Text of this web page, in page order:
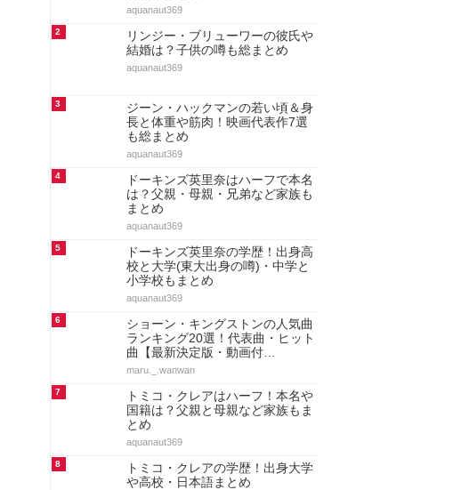
aquanaut369
2
リンジー・ブリューワーの彼氏や
結婚は？子供の噂も総まとめ
aquanaut369
3
ジーン・ハックマンの若い頃＆身
長と体重や筋肉！映画代表作7選
も総まとめ
aquanaut369
4
ドーキンズ英里奈はハーフで本名
は？父親・母親・兄弟など家族も
まとめ
aquanaut369
5
ドーキンズ英里奈の学歴！出身高
校と大学(東大出身の噂)・中学と
小学校もまとめ
aquanaut369
6
ショーン・キングストンの人気曲
ランキング20選！代表曲・ヒット
曲【最新決定版・動画付…
maru._.wanwan
7
トミコ・クレアはハーフ！本名や
国籍は？父親と母親など家族もま
とめ
aquanaut369
8
トミコ・クレアの学歴！出身大学
や高校・日本語まとめ